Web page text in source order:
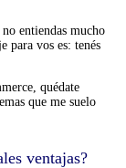
entiendas mucho
para vos es: tenés
quédate
que me suelo
ventajas?